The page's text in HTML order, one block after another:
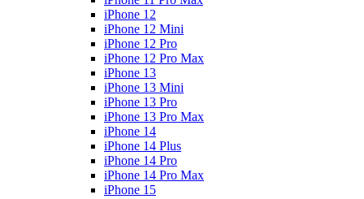
iPhone 12
iPhone 12 Mini
iPhone 12 Pro
iPhone 12 Pro Max
iPhone 13
iPhone 13 Mini
iPhone 13 Pro
iPhone 13 Pro Max
iPhone 14
iPhone 14 Plus
iPhone 14 Pro
iPhone 14 Pro Max
iPhone 15